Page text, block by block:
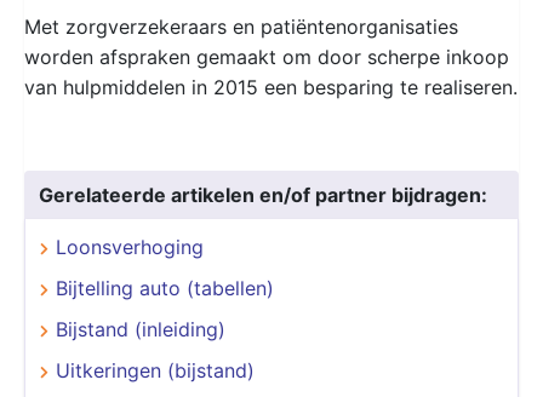
Met zorgverzekeraars en patiëntenorganisaties
worden afspraken gemaakt om door scherpe inkoop
van hulpmiddelen in 2015 een besparing te realiseren.
Gerelateerde artikelen en/of partner bijdragen:
Loonsverhoging
Bijtelling auto (tabellen)
Bijstand (inleiding)
Uitkeringen (bijstand)